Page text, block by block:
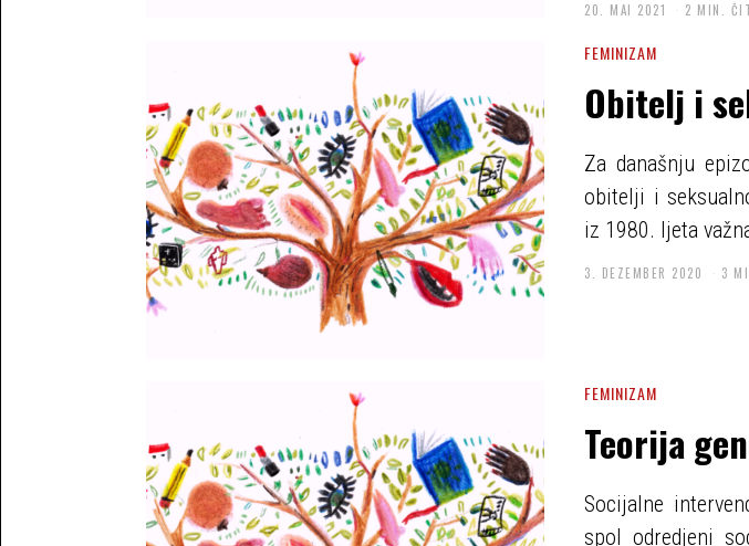
20. MAI 2021 2 MIN.
FEMINIZAM
Obitelj i
Za današnju
obitelji i
iz 1980. ljeta
3. DEZEMBER 2020 3
FEMINIZAM
Teorija
Socijalne
spol odredjeni